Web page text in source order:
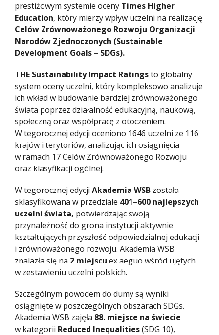
prestiżowym systemie oceny Times Higher
Education, który mierzy wpływ uczelni na realizację
Celów Zrównoważonego Rozwoju Organizacji
Narodów Zjednoczonych (Sustainable
Development Goals – SDGs).
THE Sustainability Impact Ratingsto globalny
system oceny uczelni, który kompleksowo analizuje
ich wkład w budowanie bardziej zrównoważonego
świata poprzez działalność edukacyjną, naukową,
społeczną oraz współpracę z otoczeniem.
W tegorocznej edycji oceniono 1646 uczelni ze 116
krajów i terytoriów, analizując ich osiągnięcia
w ramach 17 Celów Zrównoważonego Rozwoju
oraz klasyfikacji ogólnej.
W tegorocznej edycji Akademia WSB została
sklasyfikowana w przedziale 401–600 najlepszych
uczelni świata, potwierdzając swoją
przynależność do grona instytucji aktywnie
kształtujących przyszłość odpowiedzialnej edukacji
i zrównoważonego rozwoju. Akademia WSB
znalazła się na 2 miejscu ex aeguo wśród ujętych
w zestawieniu uczelni polskich.
Szczególnym powodem do dumy są wyniki
osiągnięte w poszczególnych obszarach SDGs.
Akademia WSB zajęła 88. miejsce na świecie
w kategorii Reduced Inequalities(SDG 10),